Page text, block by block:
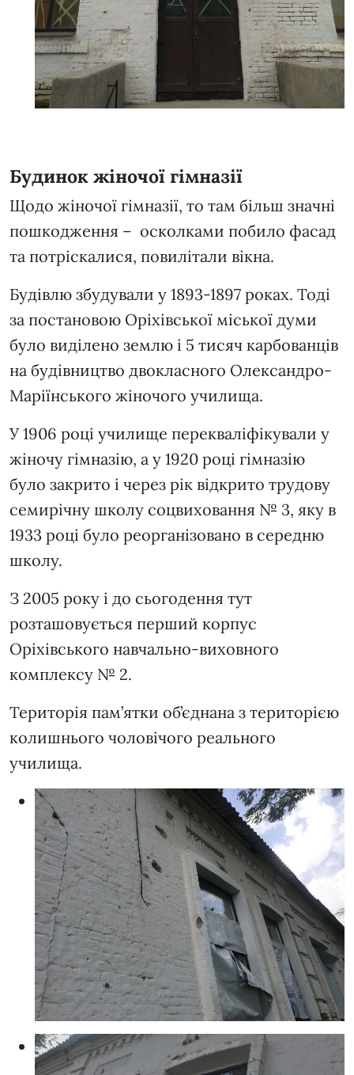
Будинок жіночої гімназії
Щодо жіночої гімназії, то там більш значні
пошкодження – осколками побило фасад
та потріскалися, повилітали вікна.
Будівлю збудували у 1893-1897 роках. Тоді
за постановою Оріхівської міської думи
було виділено землю і 5 тисяч карбованців
на будівництво двокласного Олександро-
Маріїнського жіночого училища.
У 1906 році училище перекваліфікували у
жіночу гімназію, а у 1920 році гімназію
було закрито і через рік відкрито трудову
семирічну школу соцвиховання № 3, яку в
1933 році було реорганізовано в середню
школу.
З 2005 року і до сьогодення тут
розташовується перший корпус
Оріхівського навчально-виховного
комплексу № 2.
Територія пам’ятки об’єднана з територією
колишнього чоловічого реального
училища.